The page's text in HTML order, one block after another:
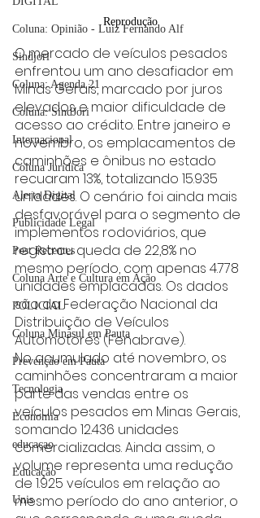
Coluna: Opinião - Luiz Fernando Alf
Sindjori
Coluna: Agenda 21
Coluna: SindJori
Internacional
Coluna Jurídica
Alerta Digital
Publicidade Legal
Post Recentes
Coluna Arte e Cultura em Ação
POLICIAL
Coluna Minasul em Pauta
Prevenção em Pauta
Tecnologia
Economia
educaçao
Educação
Unis
Reprodução
O mercado de veículos pesados
enfrentou um ano desafiador em
Minas Gerais, marcado por juros
elevados e maior dificuldade de
acesso ao crédito. Entre janeiro e
novembro, os emplacamentos de
caminhões e ônibus no estado
recuaram 13%, totalizando 15.935
unidades. O cenário foi ainda mais
desfavorável para o segmento de
implementos rodoviários, que
registrou queda de 22,8% no
mesmo período, com apenas 4.778
unidades emplacadas. Os dados
são da Federação Nacional da
Distribuição de Veículos
Automotores (Fenabrave).
No acumulado até novembro, os
caminhões concentraram a maior
parte das vendas entre os
veículos pesados em Minas Gerais,
somando 12.436 unidades
comercializadas. Ainda assim, o
volume representa uma redução
de 1.925 veículos em relação ao
mesmo período do ano anterior, o